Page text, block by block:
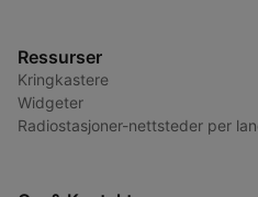
Ressurser
Kringkastere
Widgeter
Radiostasjoner-nettsteder per